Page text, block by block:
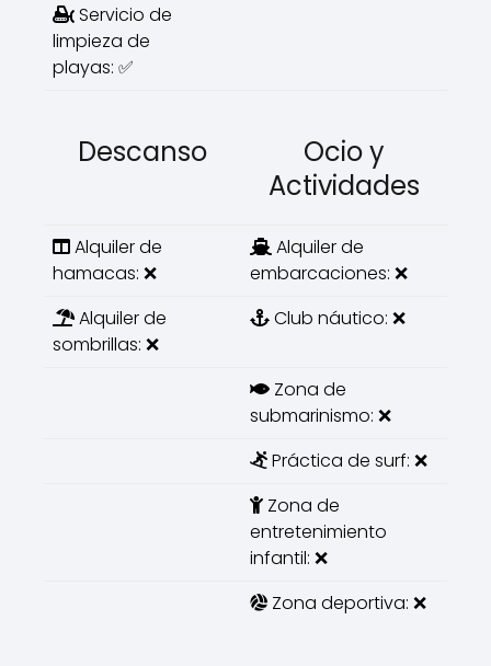
Servicio de
limpieza de
playas: ✅
Descanso
Ocio y
Actividades
Alquiler de
hamacas: ❌
Alquiler de
embarcaciones: ❌
Alquiler de
sombrillas: ❌
Club náutico: ❌
Zona de
submarinismo: ❌
Práctica de surf: ❌
Zona de
entretenimiento
infantil: ❌
Zona deportiva: ❌